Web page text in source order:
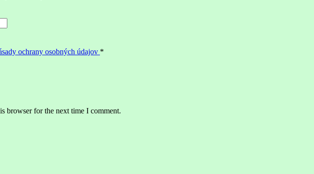
ochrany osobných údajov *
browser for the next time I comment.